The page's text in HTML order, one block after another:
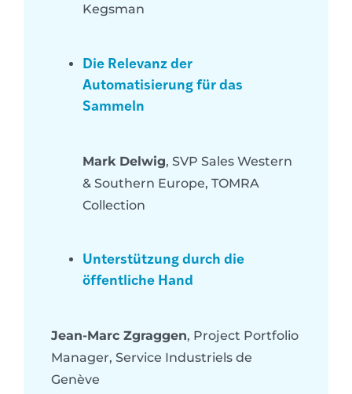
Kegsman
Die Relevanz der
Automatisierung für das
Sammeln
Mark Delwig, SVP Sales Western
& Southern Europe, TOMRA
Collection
Unterstützung durch die
öffentliche Hand
Jean-Marc Zgraggen, Project Portfolio
Manager, Service Industriels de
Genève